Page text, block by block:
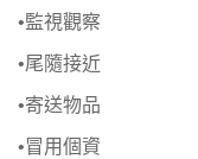
•監視觀察
•尾隨接近
•寄送物品
•冒用個資